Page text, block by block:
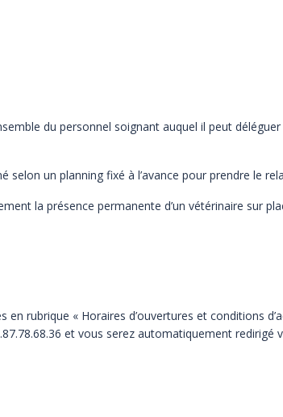
du personnel soignant auquel il peut déléguer
selon un planning fixé à l’avance pour prendre le
la présence permanente d’un vétérinaire sur
en rubrique « Horaires d’ouvertures et conditions
et vous serez automatiquement redirigé